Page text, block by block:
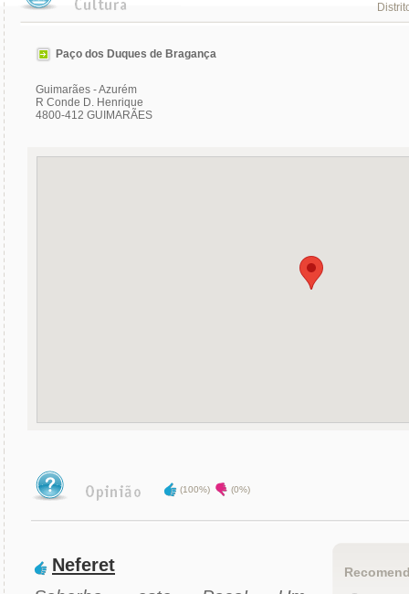
Paço dos Duques de Bragança
Guimarães - Azurém
R Conde D. Henrique
4800-412 GUIMARÃES
(100%) (0%)
Neferet